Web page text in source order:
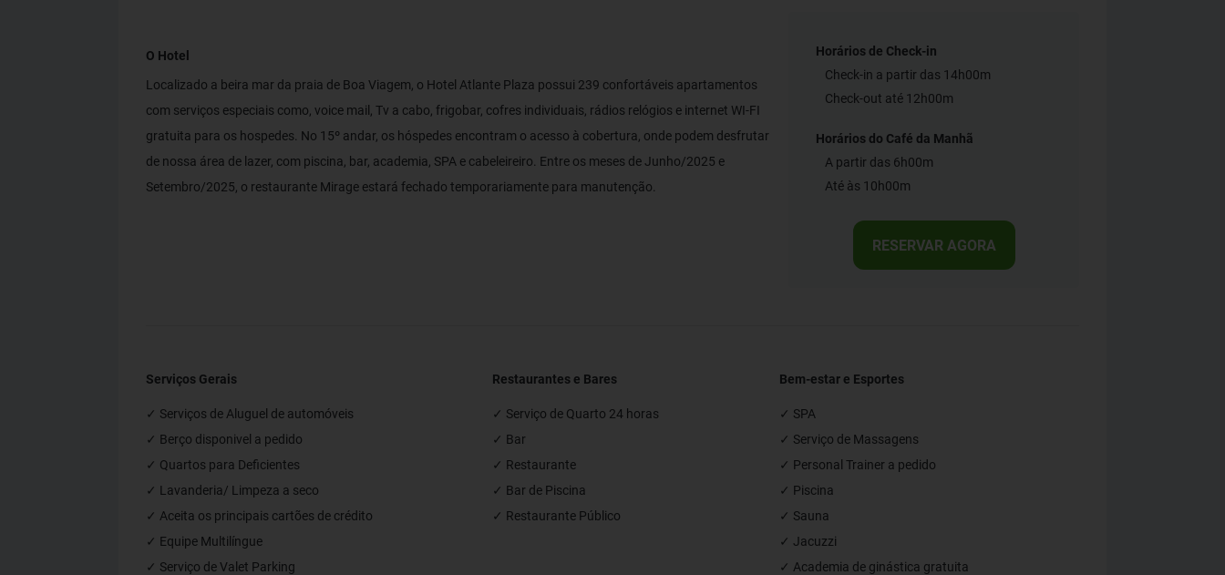
O Hotel
Localizado a beira mar da praia de Boa Viagem, o Hotel Atlante Plaza possui 239 confortáveis apartamentos
com serviços especiais como, voice mail, Tv a cabo, frigobar, cofres individuais, rádios relógios e internet WI-FI
gratuita para os hospedes. No 15º andar, os hóspedes encontram o acesso à cobertura, onde podem desfrutar
de nossa área de lazer, com piscina, bar, academia, SPA e cabeleireiro. Entre os meses de Junho/2025 e
Setembro/2025, o restaurante Mirage estará fechado temporariamente para manutenção.
Horários de Check-in
Check-in a partir das 14h00m
Check-out até 12h00m
Horários do Café da Manhã
A partir das 6h00m
Até às 10h00m
RESERVAR AGORA
Serviços Gerais
✓ Serviços de Aluguel de automóveis
✓ Berço disponivel a pedido
✓ Quartos para Deficientes
✓ Lavanderia/ Limpeza a seco
✓ Aceita os principais cartões de crédito
✓ Equipe Multilíngue
✓ Serviço de Valet Parking
Restaurantes e Bares
✓ Serviço de Quarto 24 horas
✓ Bar
✓ Restaurante
✓ Bar de Piscina
✓ Restaurante Público
Bem-estar e Esportes
✓ SPA
✓ Serviço de Massagens
✓ Personal Trainer a pedido
✓ Piscina
✓ Sauna
✓ Jacuzzi
✓ Academia de ginástica gratuita